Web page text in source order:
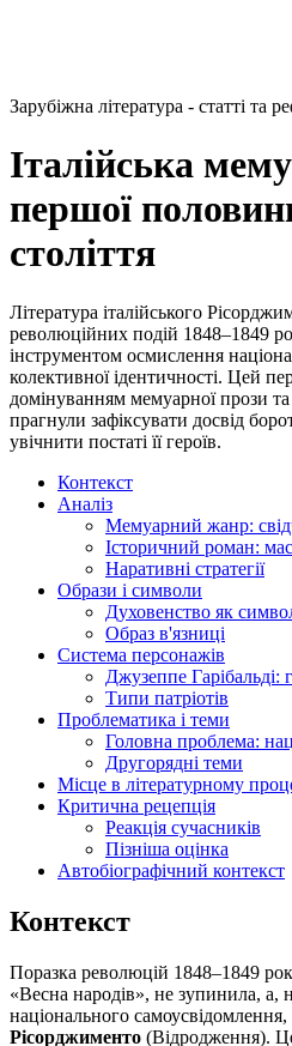
Зарубіжна література - статті та
Італійська
першої
століття
Література італійського
революційних подій 1848–1849
інструментом осмислення
колективної ідентичності. Цей
домінуванням мемуарної прози та
прагнули зафіксувати досвід
увічнити постаті її героїв.
Контекст
Аналіз
Мемуарний жанр:
Історичний роман:
Наративні стратегії
Образи і символи
Духовенство як
Образ в'язниці
Система персонажів
Джузеппе Гарібальді:
Типи патріотів
Проблематика і теми
Головна проблема:
Другорядні теми
Місце в літературному
Критична рецепція
Реакція сучасників
Пізніша оцінка
Автобіографічний контекст
Контекст
Поразка революцій 1848–1849
«Весна народів», не зупинила, а,
національного
Рісорджименто (Відродження).